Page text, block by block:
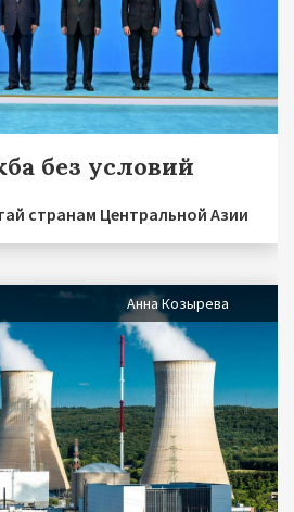
без условий
странам Центральной Азии
Анна Козырева